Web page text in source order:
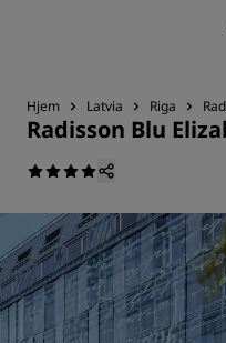
Hjem Latvia Riga
Radisson Blu